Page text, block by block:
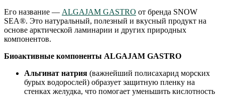
Его название — ALGAJAM GASTRO от бренда SNOW
SEA®. Это натуральный, полезный и вкусный продукт на
основе арктической ламинарии и других природных
компонентов.
Биоактивные компоненты ALGAJAM GASTRO
Альгинат натрия (важнейший полисахарид морских
бурых водорослей) образует защитную пленку на
стенках желудка, что помогает уменьшить кислотность